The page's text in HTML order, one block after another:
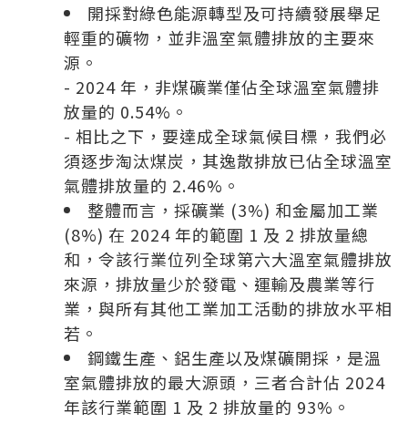
開採對綠色能源轉型及可持續發展舉足
輕重的礦物，並非溫室氣體排放的主要來
源。
- 2024 年，非煤礦業僅佔全球溫室氣體排
放量的 0.54%。
- 相比之下，要達成全球氣候目標，我們必
須逐步淘汰煤炭，其逸散排放已佔全球溫室
氣體排放量的 2.46%。
整體而言，採礦業 (3%) 和金屬加工業
(8%) 在 2024 年的範圍 1 及 2 排放量總
和，令該行業位列全球第六大溫室氣體排放
來源，排放量少於發電、運輸及農業等行
業，與所有其他工業加工活動的排放水平相
若。
鋼鐵生產、鋁生產以及煤礦開採，是溫
室氣體排放的最大源頭，三者合計佔 2024
年該行業範圍 1 及 2 排放量的 93%。